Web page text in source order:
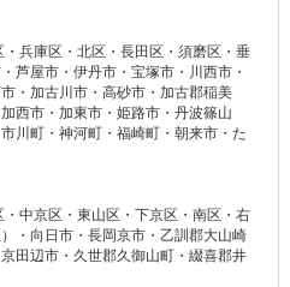
兵庫区・北区・長田区・須磨区・垂
芦屋市・伊丹市・宝塚市・川西市・
・加古川市・高砂市・加古郡稲美
西市・加東市・姫路市・丹波篠山
川町・神河町・福崎町・朝来市・た
中京区・東山区・下京区・南区・右
・向日市・長岡京市・乙訓郡大山崎
田辺市・久世郡久御山町・綴喜郡井